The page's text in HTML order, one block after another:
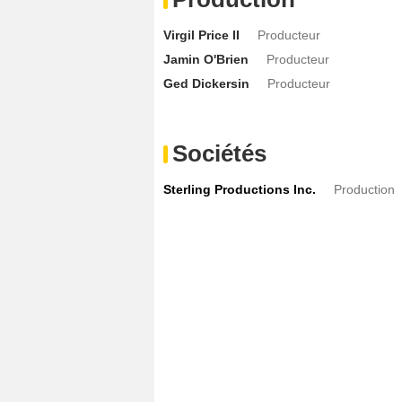
Virgil Price II
Producteur
Jamin O'Brien
Producteur
Ged Dickersin
Producteur
Sociétés
Sterling Productions Inc. Production